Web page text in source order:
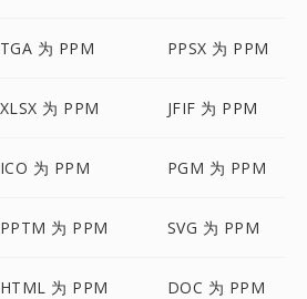
TGA 为 PPM PPSX 为 PPM
XLSX 为 PPM JFIF 为 PPM
ICO 为 PPM PGM 为 PPM
PPTM 为 PPM SVG 为 PPM
HTML 为 PPM DOC 为 PPM